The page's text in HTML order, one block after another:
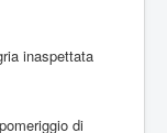
inaspettata
di